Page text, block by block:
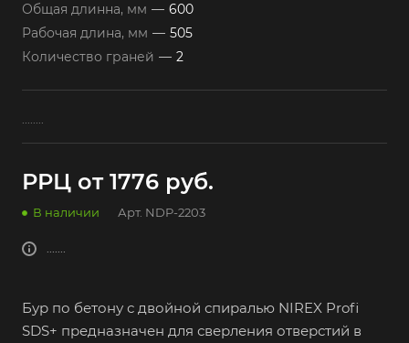
Общая длинна, мм — 600
Рабочая длина, мм — 505
Количество граней — 2
РРЦ от 1776 руб.
В наличии Арт. NDP-2203
Бур по бетону с двойной спиралью NIREX Profi
SDS+ предназначен для сверления отверстий в